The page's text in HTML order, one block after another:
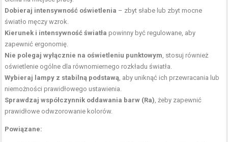
Dobieraj intensywność oświetlenia – zbyt słabe lub zbyt mocne
światło męczy wzrok.
Kierunek i intensywność światła powinny być regulowane, aby
zapewnić ergonomię.
Nie polegaj wyłącznie na oświetleniu punktowym , stosuj również
oświetlenie ogólne dla równomiernego rozkładu światła.
Wybieraj lampy z stabilną podstawą , aby uniknąć ich przewracania lub
niemożności prawidłowego ustawienia.
Sprawdzaj współczynnik oddawania barw (Ra) , żeby zapewnić
prawidłowe odwzorowanie kolorów.
Powiązane: